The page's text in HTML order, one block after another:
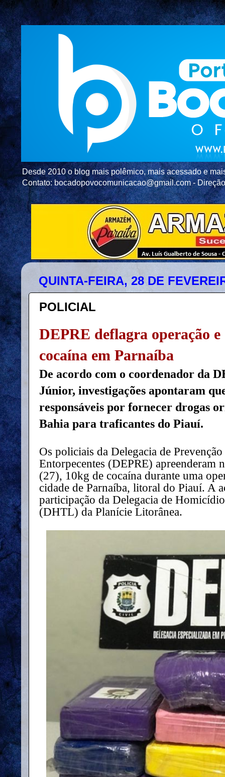
Desde 2010 o blog mais polêmico, mais acessado e
Contato: bocadopovocomunicacao@gmail.com -
QUINTA-FEIRA, 28 DE
POLICIAL
DEPRE deflagra operação e
cocaína em Parnaíba
De acordo com o coordenador da
Júnior, investigações apontaram
responsáveis por fornecer drogas
Bahia para traficantes do Piauí.
Os policiais da Delegacia de Prevenção
Entorpecentes (DEPRE) apreenderam
(27), 10kg de cocaína durante uma
cidade de Parnaíba, litoral do Piauí. A
participação da Delegacia de
(DHTL) da Planície Litorânea.